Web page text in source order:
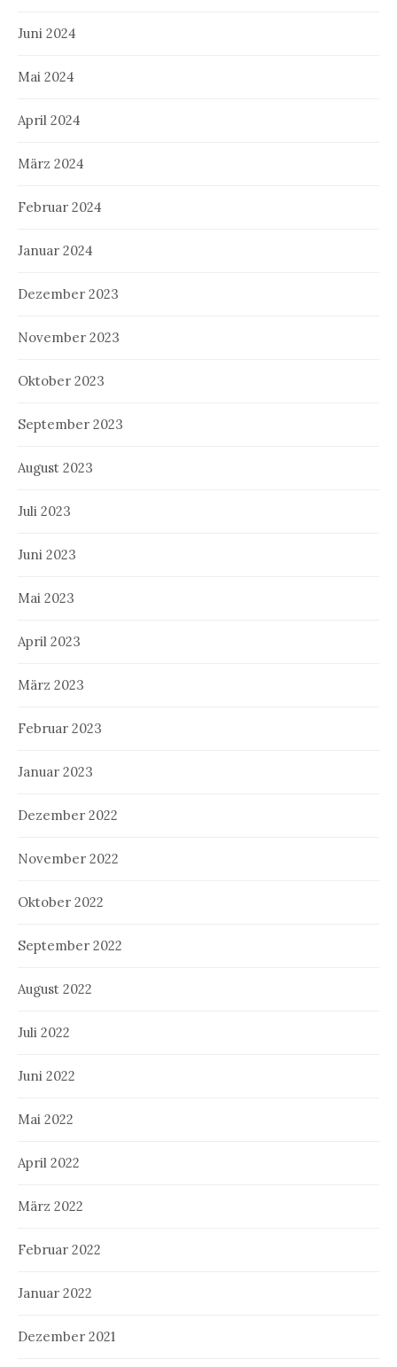
Juni 2024
Mai 2024
April 2024
März 2024
Februar 2024
Januar 2024
Dezember 2023
November 2023
Oktober 2023
September 2023
August 2023
Juli 2023
Juni 2023
Mai 2023
April 2023
März 2023
Februar 2023
Januar 2023
Dezember 2022
November 2022
Oktober 2022
September 2022
August 2022
Juli 2022
Juni 2022
Mai 2022
April 2022
März 2022
Februar 2022
Januar 2022
Dezember 2021